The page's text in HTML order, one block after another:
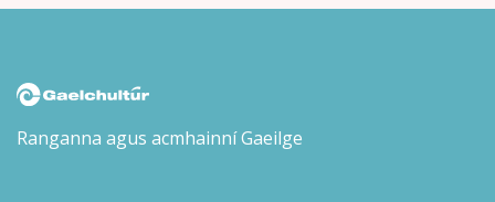
Ranganna agus acmhainní Gaeilge